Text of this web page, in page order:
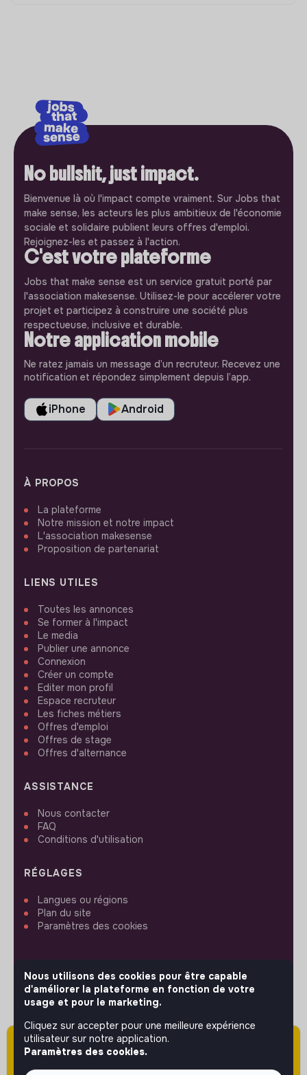
Attention cette annonce a été publiée il y a
plus de 60 jours (le 18/05/2026) et est sans
No bullshit, just impact.
Bienvenue là où l'impact compte vraiment. Sur Jobs that
make sense, les acteurs les plus ambitieux de l'économie
sociale et solidaire publient leurs offres d'emploi.
Rejoignez-les et passez à l'action.
C'est votre plateforme
Jobs that make sense est un service gratuit porté par
l'association makesense. Utilisez-le pour accélerer votre
projet et participez à construire une société plus
respectueuse, inclusive et durable.
Notre application mobile
Ne ratez jamais un message d’un recruteur. Recevez une
notification et répondez simplement depuis l’app.
iPhone Android
À PROPOS
La plateforme
Notre mission et notre impact
L'association makesense
Proposition de partenariat
LIENS UTILES
Toutes les annonces
Se former à l'impact
Le media
Publier une annonce
Connexion
Créer un compte
Editer mon profil
Espace recruteur
Les fiches métiers
Offres d'emploi
Offres de stage
Offres d'alternance
ASSISTANCE
Nous contacter
FAQ
Conditions d'utilisation
RÉGLAGES
Langues ou régions
Plan du site
Paramètres des cookies
SUIVEZ-NOUS
© 2026 jobs that makesense.
Nous utilisons des cookies pour être capable
d'améliorer la plateforme en fonction de votre
usage et pour le marketing.
Cliquez sur accepter pour une meilleure expérience
utilisateur sur notre application.
Paramètres des cookies.